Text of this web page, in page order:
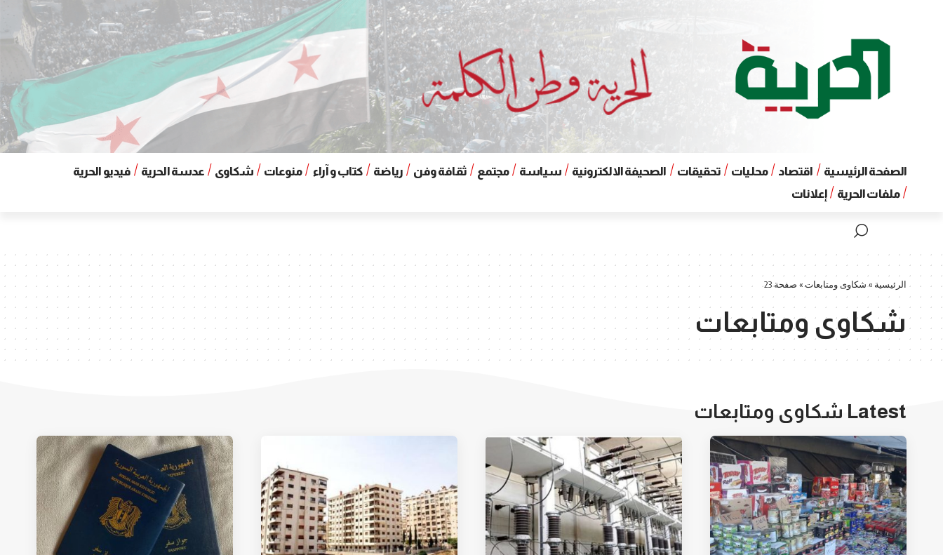
الصفحة الرئيسية اقتصاد محليات تحقيقات الصحيفة الالكترونية سياسة مجتمع ثقافة وفن رياضة كتاب و آراء منوعات شكاوى عدسة الحرية
فيديو الحرية
ملفات الحرية
إعلانات
الرئيسية »شكاوى ومتابعات» صفحة 23
شكاوى ومتابعات
Latest شكاوى ومتابعات